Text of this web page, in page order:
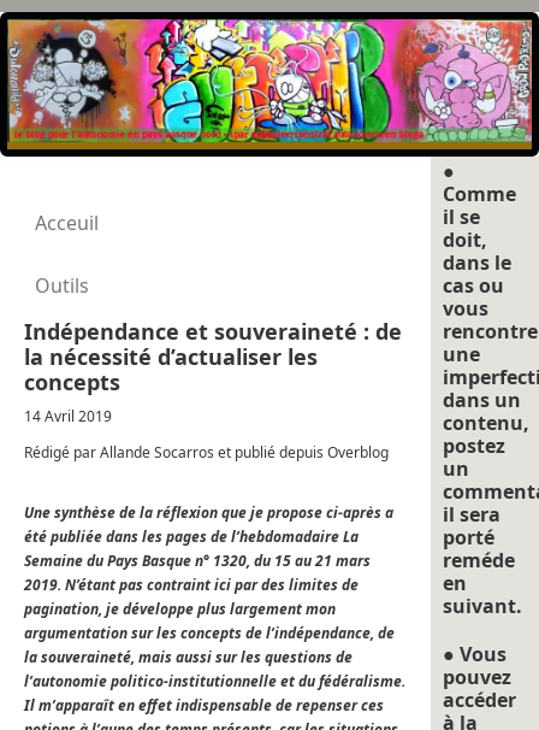
Acceuil
Outils
Indépendance et souveraineté : de
la nécessité d’actualiser les
concepts
14 Avril 2019
Rédigé par Allande Socarros et publié depuis Overblog
Une synthèse de la réflexion que je propose ci-après a
été publiée dans les pages de l’hebdomadaire La
Semaine du Pays Basque n° 1320, du 15 au 21 mars
2019. N’étant pas contraint ici par des limites de
pagination, je développe plus largement mon
argumentation sur les concepts de l’indépendance, de
la souveraineté, mais aussi sur les questions de
l’autonomie politico-institutionnelle et du fédéralisme.
Il m’apparaît en effet indispensable de repenser ces
●
Comme
il se
doit,
dans le
cas ou
vous
une
dans un
contenu,
postez
un
il sera
porté
reméde
en
suivant.
● Vous
pouvez
accéder
à la